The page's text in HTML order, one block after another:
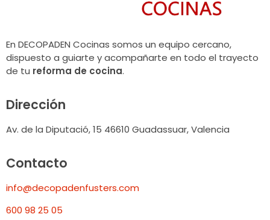
En DECOPADEN Cocinas somos un equipo cercano,
dispuesto a guiarte y acompañarte en todo el trayecto
de tu reforma de cocina.
Dirección
Av. de la Diputació, 15 46610 Guadassuar, Valencia
Contacto
info@decopadenfusters.com
600 98 25 05